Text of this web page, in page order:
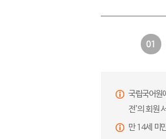
01
국립국어원
전’의 회원
만 14세 미